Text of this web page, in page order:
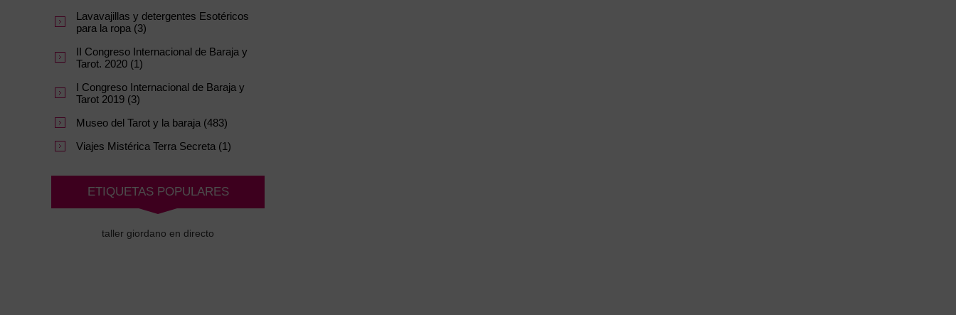
Lavavajillas y detergentes Esotéricos
para la ropa (3)
II Congreso Internacional de Baraja y
Tarot. 2020 (1)
I Congreso Internacional de Baraja y
Tarot 2019 (3)
Museo del Tarot y la baraja (483)
Viajes Mistérica Terra Secreta (1)
ETIQUETAS POPULARES
taller giordano en directo